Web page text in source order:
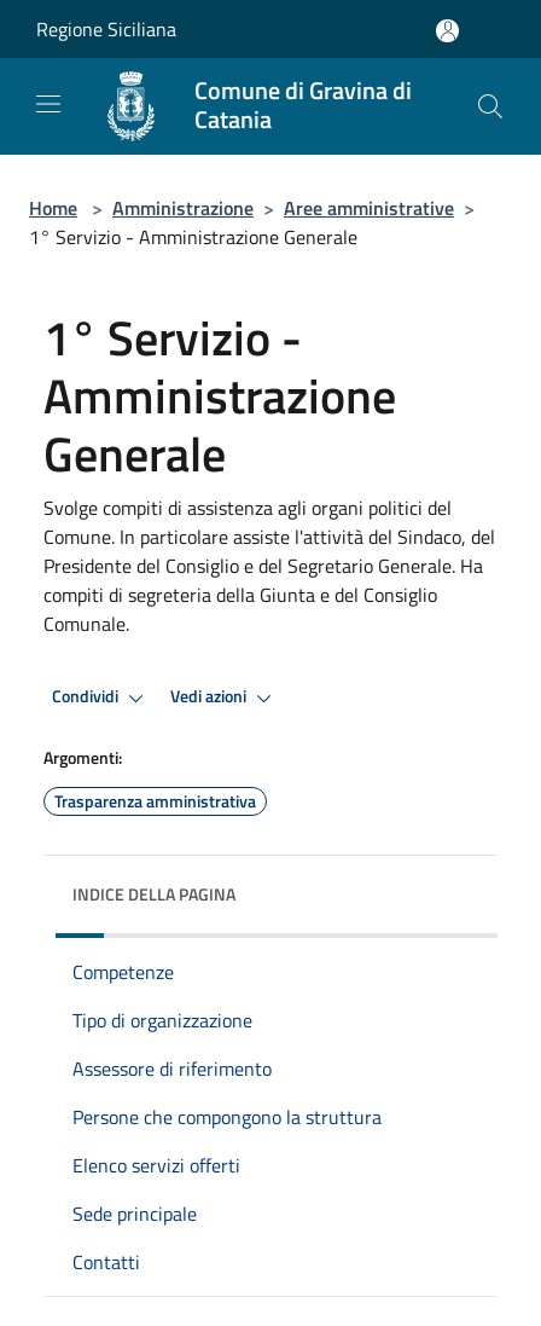
Regione Siciliana
Comune di Gravina di
Catania
Home > Amministrazione > Aree amministrative >
1° Servizio - Amministrazione Generale
1° Servizio -
Amministrazione
Generale
Svolge compiti di assistenza agli organi politici del
Comune. In particolare assiste l'attività del Sindaco, del
Presidente del Consiglio e del Segretario Generale. Ha
compiti di segreteria della Giunta e del Consiglio
Comunale.
Condividi Vedi azioni
Argomenti:
Trasparenza amministrativa
INDICE DELLA PAGINA
Competenze
Tipo di organizzazione
Assessore di riferimento
Persone che compongono la struttura
Elenco servizi offerti
Sede principale
Contatti